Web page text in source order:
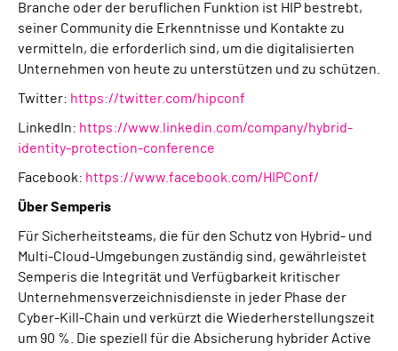
Branche oder der beruflichen Funktion ist HIP bestrebt,
seiner Community die Erkenntnisse und Kontakte zu
vermitteln, die erforderlich sind, um die digitalisierten
Unternehmen von heute zu unterstützen und zu schützen.
Twitter: https://twitter.com/hipconf
LinkedIn: https://www.linkedin.com/company/hybrid-
identity-protection-conference
Facebook: https://www.facebook.com/HIPConf/
Über Semperis
Für Sicherheitsteams, die für den Schutz von Hybrid- und
Multi-Cloud-Umgebungen zuständig sind, gewährleistet
Semperis die Integrität und Verfügbarkeit kritischer
Unternehmensverzeichnisdienste in jeder Phase der
Cyber-Kill-Chain und verkürzt die Wiederherstellungszeit
um 90 %. Die speziell für die Absicherung hybrider Active